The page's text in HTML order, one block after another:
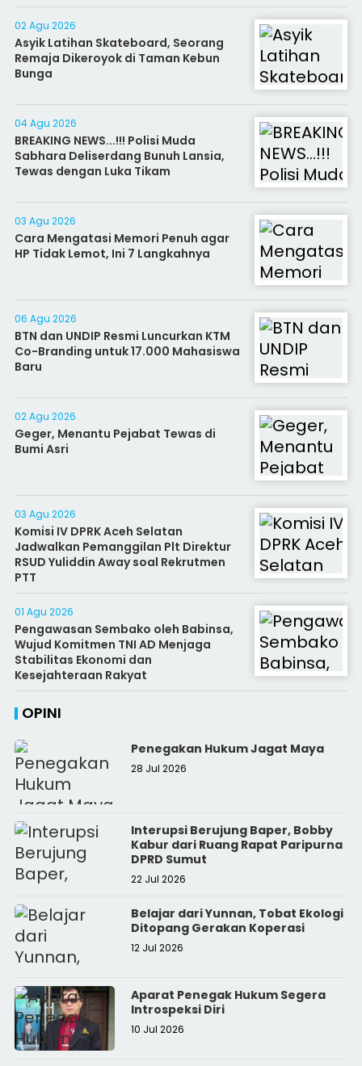
02 Agu 2026
Asyik Latihan Skateboard, Seorang
Remaja Dikeroyok di Taman Kebun
Bunga
04 Agu 2026
BREAKING NEWS...!!! Polisi Muda
Sabhara Deliserdang Bunuh Lansia,
Tewas dengan Luka Tikam
03 Agu 2026
Cara Mengatasi Memori Penuh agar
HP Tidak Lemot, Ini 7 Langkahnya
06 Agu 2026
BTN dan UNDIP Resmi Luncurkan KTM
Co-Branding untuk 17.000 Mahasiswa
Baru
02 Agu 2026
Geger, Menantu Pejabat Tewas di
Bumi Asri
03 Agu 2026
Komisi IV DPRK Aceh Selatan
Jadwalkan Pemanggilan Plt Direktur
RSUD Yuliddin Away soal Rekrutmen
PTT
01 Agu 2026
Pengawasan Sembako oleh Babinsa,
Wujud Komitmen TNI AD Menjaga
Stabilitas Ekonomi dan
Kesejahteraan Rakyat
OPINI
Penegakan Hukum Jagat Maya
28 Jul 2026
Interupsi Berujung Baper, Bobby
Kabur dari Ruang Rapat Paripurna
DPRD Sumut
22 Jul 2026
Belajar dari Yunnan, Tobat Ekologi
Ditopang Gerakan Koperasi
12 Jul 2026
Aparat Penegak Hukum Segera
Introspeksi Diri
10 Jul 2026